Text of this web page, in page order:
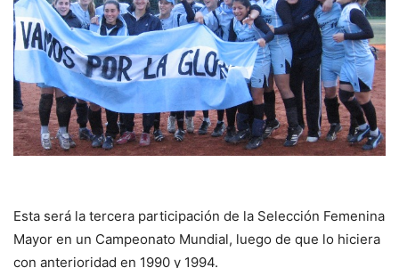
Esta será la tercera participación de la Selección Femenina
Mayor en un Campeonato Mundial, luego de que lo hiciera
con anterioridad en 1990 y 1994.